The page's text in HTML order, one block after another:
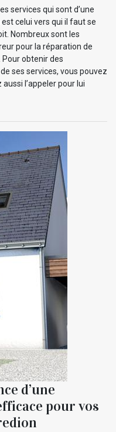
services qui sont d’une
celui vers qui il faut se
Nombreux sont les
pour la réparation de
obtenir des
ses services, vous pouvez
l’appeler pour lui
d’une
pour vos